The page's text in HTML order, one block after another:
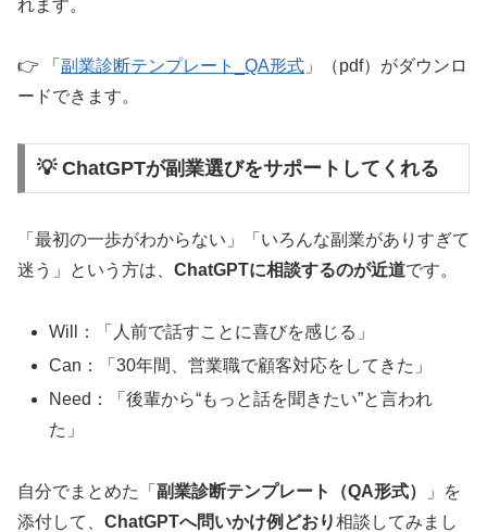
れます。
👉 「 副業診断テンプレート_QA形式 」（pdf）がダウンロ
ードできます。
💡 ChatGPTが副業選びをサポートしてくれる
「最初の一歩がわからない」「いろんな副業がありすぎて
迷う」という方は、 ChatGPTに相談するのが近道です。
Will：「人前で話すことに喜びを感じる」
Can：「30年間、営業職で顧客対応をしてきた」
Need：「後輩から“もっと話を聞きたい”と言われ
た」
自分でまとめた「 副業診断テンプレート（QA形式）
」を
添付して、 ChatGPTへ問いかけ例どおり相談してみまし